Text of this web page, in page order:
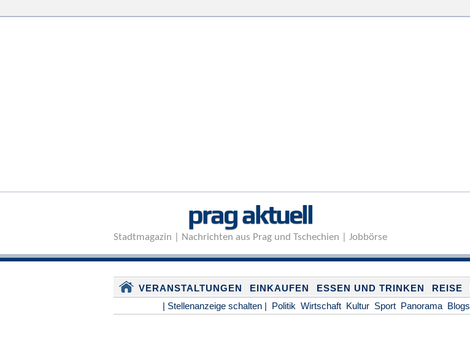
prag aktuell
Stadtmagazin | Nachrichten aus Prag und Tschechien | Jobbörse
VERANSTALTUNGEN EINKAUFEN ESSEN UND TRINKEN REISE
| Stellenanzeige schalten | Politik Wirtschaft Kultur Sport Panorama Blogs